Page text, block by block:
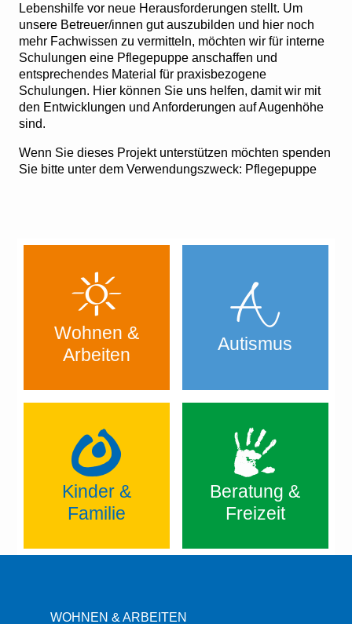
Lebenshilfe vor neue Herausforderungen stellt. Um
unsere Betreuer/innen gut auszubilden und hier noch
mehr Fachwissen zu vermitteln, möchten wir für interne
Schulungen eine Pflegepuppe anschaffen und
entsprechendes Material für praxisbezogene
Schulungen. Hier können Sie uns helfen, damit wir mit
den Entwicklungen und Anforderungen auf Augenhöhe
sind.
Wenn Sie dieses Projekt unterstützen möchten spenden
Sie bitte unter dem Verwendungszweck: Pflegepuppe
Navigation
Wohnen &
Arbeiten
Autismus
Kinder &
Familie
Beratung &
Freizeit
WOHNEN & ARBEITEN